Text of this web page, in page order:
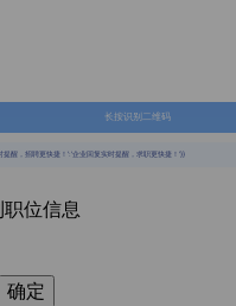
长按识别二维码
醒，招聘更快捷！':'企业回复实时提醒，求职更快捷！'}}
位信息
确定